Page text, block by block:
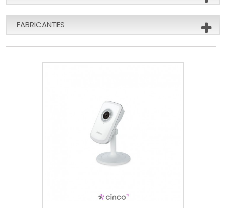
FABRICANTES